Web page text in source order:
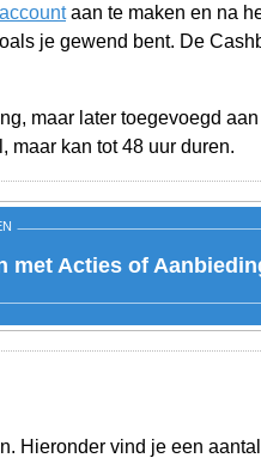
aan te maken en na
je gewend bent. De
maar later toegevoegd
maar kan tot 48 uur duren.
met Acties of
Hieronder vind je een